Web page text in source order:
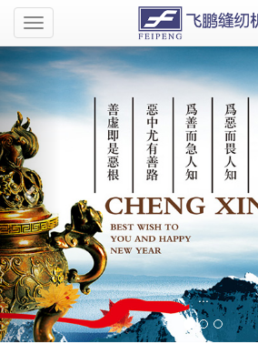
Toggle
navigation
...
Previous